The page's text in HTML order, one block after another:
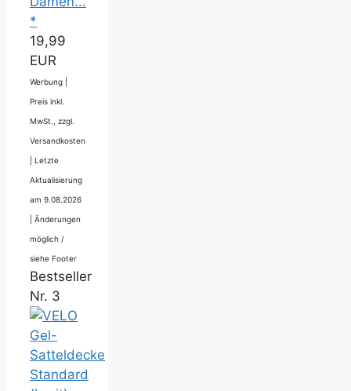
*
19,99
EUR
Werbung |
Preis inkl.
MwSt., zzgl.
Versandkosten
Letzte
Aktualisierung
am 9.08.2026
Änderungen
möglich /
siehe Footer
Bestseller
Nr. 3